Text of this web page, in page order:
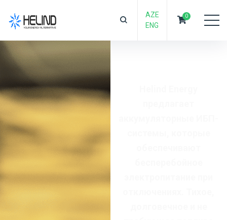
AZE
ENG
0